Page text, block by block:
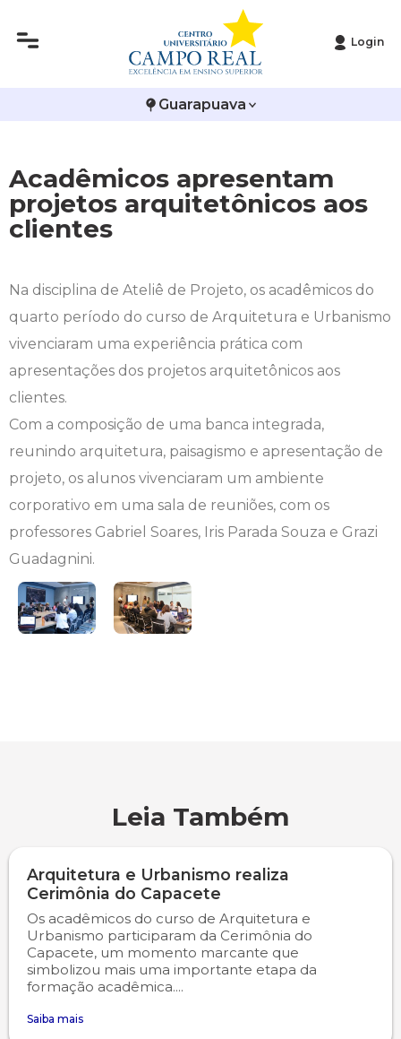
Login
Guarapuava
Acadêmicos apresentam
projetos arquitetônicos aos
clientes
Na disciplina de Ateliê de Projeto, os acadêmicos do
quarto período do curso de Arquitetura e Urbanismo
vivenciaram uma experiência prática com
apresentações dos projetos arquitetônicos aos
clientes.
Com a composição de uma banca integrada,
reunindo arquitetura, paisagismo e apresentação de
projeto, os alunos vivenciaram um ambiente
corporativo em uma sala de reuniões, com os
professores Gabriel Soares, Iris Parada Souza e Grazi
Guadagnini.
Leia Também
Arquitetura e Urbanismo realiza
Cerimônia do Capacete
Os acadêmicos do curso de Arquitetura e
Urbanismo participaram da Cerimônia do
Capacete, um momento marcante que
simbolizou mais uma importante etapa da
formação acadêmica....
Saiba mais
Editais
Arquitetura e Urbanismo
Ciências Contábeis
Enfermagem
Engenharia Agronômica
Engenharia Civil
Engenharia de Software
Engenharia Elétrica
Engenharia Mecânica
Farmácia
Fisioterapia
Publicidade e Propaganda
Vestibular de Inverno
Vestibular de Medicina
2ª Via de Boleto
Atestado de Matrícula
Biblioteca
Calendário de Provas
Carteirinha de Estudante
Central de Estágios - TCC
Ensalamento
Horário de Aulas
Manual do Acadêmico
Manual de Formatura
Manual de Trabalhos Acadêmicos
Seguro Escolar
Sapien
Simulado Preparatório
Avalie a Campo Real
Bolsas e Incentivos
COLAP
Comitê de Ética em Pesquisa
Diploma Digital
Educação em Direitos Humanos
Editais
Extensão
Infocampo
Intercampo
Logos Campo Real
Revistas Campo Real
WhatsApp Campo Real